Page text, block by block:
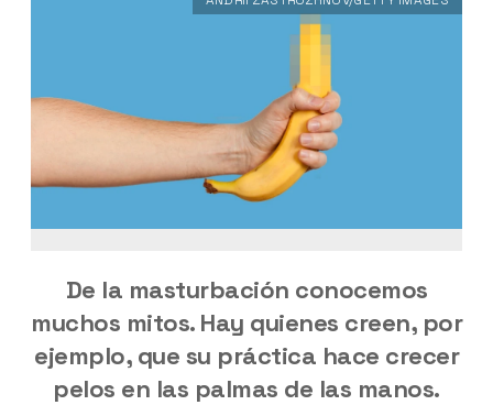
De la masturbación conocemos
muchos mitos. Hay quienes creen, por
ejemplo, que su práctica hace crecer
pelos en las palmas de las manos.